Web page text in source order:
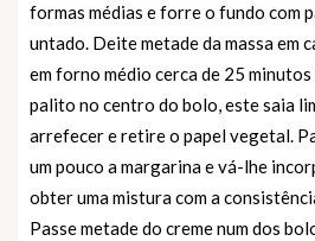
formas médias e forre o fundo com
untado. Deite metade da massa em
em forno médio cerca de 25
palito no centro do bolo, este saia
arrefecer e retire o papel vegetal.
um pouco a margarina e vá-lhe
obter uma mistura com a
Passe metade do creme num dos